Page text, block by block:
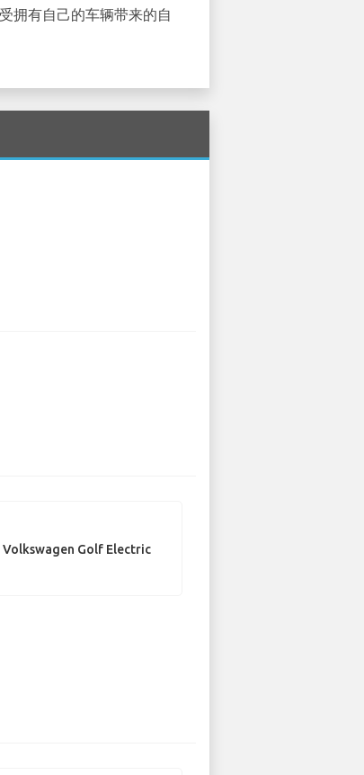
拥有自己的车辆带来的自
Volkswagen Golf Electric